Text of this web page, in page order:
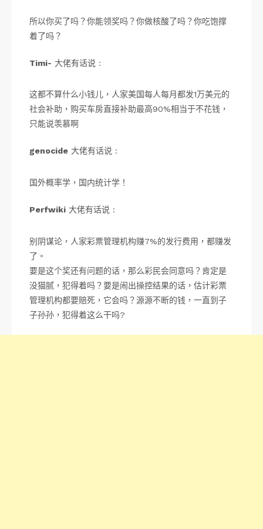
所以你买了吗？你能领奖吗？你做核酸了吗？你吃饱撑
着了吗？
Timi- 大佬有话说 :
这都不算什么小钱儿，人家美国每人每月都发1万美元的
社会补助，购买车房直接补助最高90%相当于不花钱，
只能说羡慕啊
genocide 大佬有话说 :
国外概率学，国内统计学！
Perfwiki 大佬有话说 :
别阴谋论，人家彩票管理机构赚7%的发行费用，都赚发
了。
要是这个奖还有问题的话，那么彩民会同意吗？肯定是
没猫腻，犯得着吗？要是闹出操控结果的话，估计彩票
管理机构都要赔死，它会吗？源源不断的钱，一直到子
子孙孙，犯得着这么干吗?